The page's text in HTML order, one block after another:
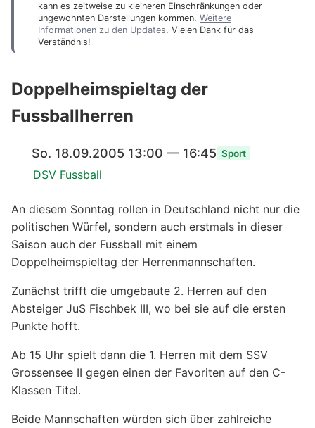
kann es zeitweise zu kleineren Einschränkungen oder
ungewohnten Darstellungen kommen. Weitere
Informationen zu den Updates. Vielen Dank für das
Verständnis!
Doppelheimspieltag der
Fussballherren
So. 18.09.2005 13:00 — 16:45 Sport
DSV Fussball
An diesem Sonntag rollen in Deutschland nicht nur die
politischen Würfel, sondern auch erstmals in dieser
Saison auch der Fussball mit einem
Doppelheimspieltag der Herrenmannschaften.
Zunächst trifft die umgebaute 2. Herren auf den
Absteiger JuS Fischbek III, wo bei sie auf die ersten
Punkte hofft.
Ab 15 Uhr spielt dann die 1. Herren mit dem SSV
Grossensee II gegen einen der Favoriten auf den C-
Klassen Titel.
Beide Mannschaften würden sich über zahlreiche